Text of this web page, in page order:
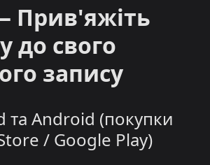
Прив'яжіть
до свого
запису
та Android (покупки
/ Google Play)